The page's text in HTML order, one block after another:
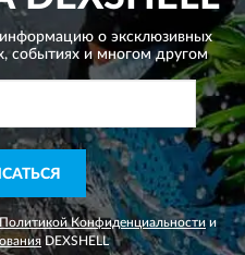
о эксклюзивных
событиях и многом другом
Политикой Конфиденциальности и
DEXSHELL